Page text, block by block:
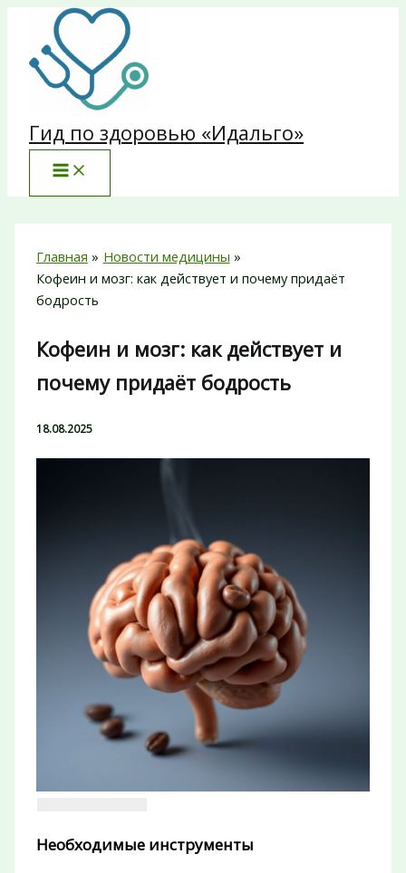
Перейти
содержимому
Гид по здоровью «Идальго»
Главная
Новости медицины
Кофеин и мозг: как действует и почему придаёт
бодрость
Кофеин и мозг: как действует и
почему придаёт бодрость
18.08.2025
Необходимые инструменты